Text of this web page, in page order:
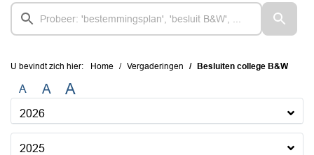
U bevindt zich hier: Home Vergaderingen Besluiten college B&W
A A A
2026
2025